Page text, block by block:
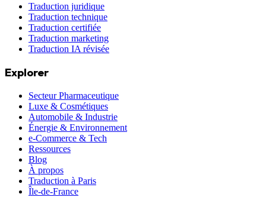
Traduction juridique
Traduction technique
Traduction certifiée
Traduction marketing
Traduction IA révisée
Explorer
Secteur Pharmaceutique
Luxe & Cosmétiques
Automobile & Industrie
Énergie & Environnement
e-Commerce & Tech
Ressources
Blog
À propos
Traduction à Paris
Île-de-France